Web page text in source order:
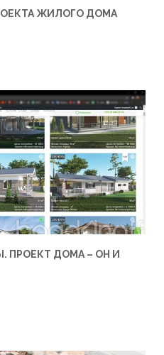
ЖИЛОГО ДОМА
ПРОЕКТ ДОМА – ОН И